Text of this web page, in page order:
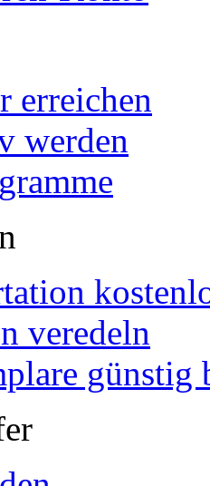
/
als E-Book
auf die